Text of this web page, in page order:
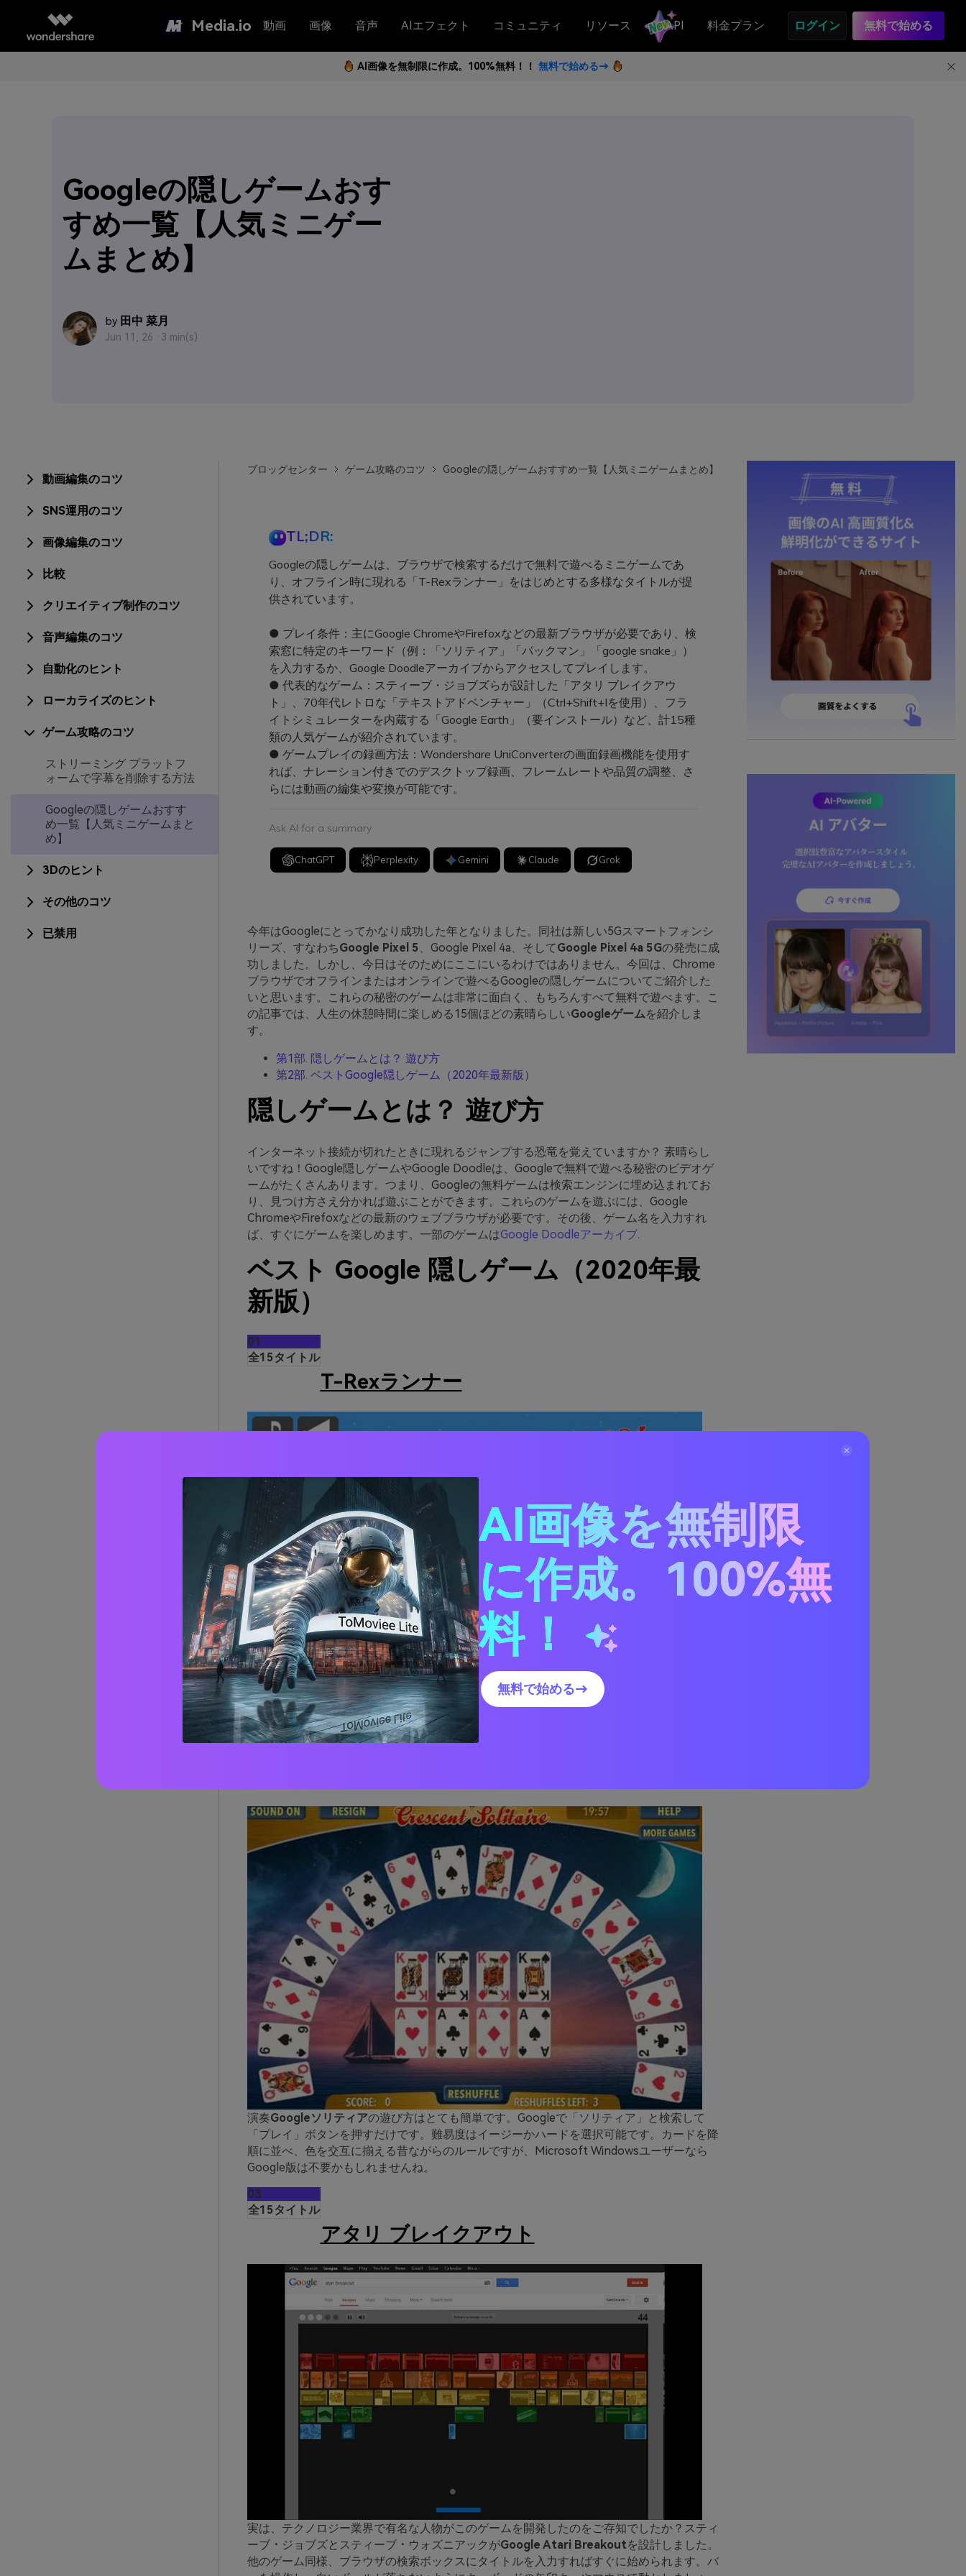
Media.io 動画 画像 音声 AIエフェクト コミュニティ リソース API 料金プラン ログイン 無料で始める
AI画像を無制限に作成。100%無料！！ 無料で始める→
Googleの隠しゲームおす
すめ一覧【人気ミニゲー
ムまとめ】
by 田中 菜月
Jun 11, 26 · 3 min(s)
動画編集のコツ
SNS運用のコツ
画像編集のコツ
比較
クリエイティブ制作のコツ
音声編集のコツ
自動化のヒント
ローカライズのヒント
ゲーム攻略のコツ
ストリーミング プラットフ
ォームで字幕を削除する方法
Googleの隠しゲームおすす
め一覧【人気ミニゲームまと
め】
3Dのヒント
その他のコツ
已禁用
ブロッグセンター ゲーム攻略のコツ Googleの隠しゲームおすすめ一覧【人気ミニゲームまとめ】
TL;DR:
Googleの隠しゲームは、ブラウザで検索するだけで無料で遊べるミニゲームであ
り、オフライン時に現れる「T-Rexランナー」をはじめとする多様なタイトルが提
供されています。
● プレイ条件：主にGoogle ChromeやFirefoxなどの最新ブラウザが必要であり、検
索窓に特定のキーワード（例：「ソリティア」「パックマン」「google snake」）
を入力するか、Google Doodleアーカイブからアクセスしてプレイします。
● 代表的なゲーム：スティーブ・ジョブズらが設計した「アタリ ブレイクアウ
ト」、70年代レトロな「テキストアドベンチャー」（Ctrl+Shift+Iを使用）、フラ
イトシミュレーターを内蔵する「Google Earth」（要インストール）など、計15種
類の人気ゲームが紹介されています。
● ゲームプレイの録画方法：Wondershare UniConverterの画面録画機能を使用す
れば、ナレーション付きでのデスクトップ録画、フレームレートや品質の調整、さ
らには動画の編集や変換が可能です。
Ask AI for a summary
ChatGPT Perplexity Gemini Claude Grok
今年はGoogleにとってかなり成功した年となりました。同社は新しい5Gスマートフォンシ
リーズ、すなわちGoogle Pixel 5 、Google Pixel 4a、そしてGoogle Pixel 4a 5Gの発売に成
功しました。しかし、今日はそのためにここにいるわけではありません。今回は、Chrome
ブラウザでオフラインまたはオンラインで遊べるGoogleの隠しゲームについてご紹介した
いと思います。これらの秘密のゲームは非常に面白く、もちろんすべて無料で遊べます。こ
の記事では、人生の休憩時間に楽しめる15個ほどの素晴らしいGoogleゲームを紹介しま
す。
第1部. 隠しゲームとは？ 遊び方
第2部. ベストGoogle隠しゲーム（2020年最新版）
隠しゲームとは？ 遊び方
インターネット接続が切れたときに現れるジャンプする恐竜を覚えていますか？ 素晴らし
いですね！Google隠しゲームやGoogle Doodleは、Googleで無料で遊べる秘密のビデオゲ
ームがたくさんあります。つまり、Googleの無料ゲームは検索エンジンに埋め込まれてお
り、見つけ方さえ分かれば遊ぶことができます。これらのゲームを遊ぶには、Google
ChromeやFirefoxなどの最新のウェブブラウザが必要です。その後、ゲーム名を入力すれ
ば、すぐにゲームを楽しめます。一部のゲームはGoogle Doodleアーカイブ.
ベスト Google 隠しゲーム（2020年最
新版）
01
全15タイトル
T-Rexランナー
T-Rexランナーは、現在最も人気の高いGoogleの秘密ゲームの一つと言えるでしょう。通
常はオフライン時にGoogleで何か検索し、スペースキーを押すとプレイが始まります。ま
た、オンラインの状態でもGoogleで遊べます。
02
演奏Googleソリティアの遊び方はとても簡単です。Googleで「ソリティア」と検索して
「プレイ」ボタンを押すだけです。難易度はイージーかハードを選択可能です。カードを降
順に並べ、色を交互に揃える昔ながらのルールですが、Microsoft Windowsユーザーなら
Google版は不要かもしれませんね。
03
全15タイトル
アタリ ブレイクアウト
実は、テクノロジー業界で有名な人物がこのゲームを開発したのをご存知でしたか？スティ
ーブ・ジョブズとスティーブ・ウォズニアックがGoogle Atari Breakoutを設計しました。
他のゲーム同様、ブラウザの検索ボックスにタイトルを入力すればすぐに始められます。バ
AI画像を無制限
に作成。100%無
料！
無料で始める→